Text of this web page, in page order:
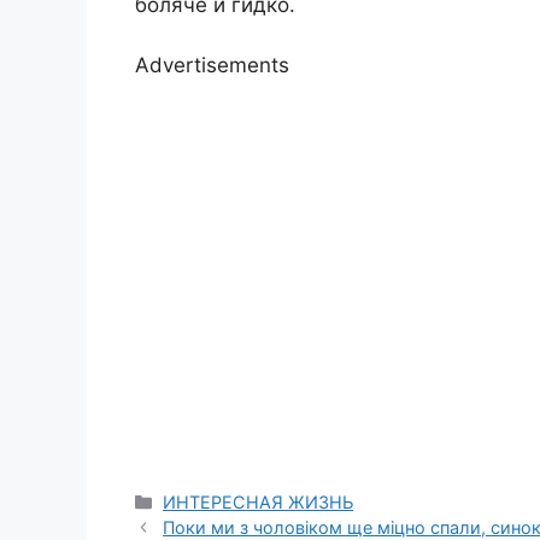
Advertisements
Categories
ИНТЕРЕСНАЯ ЖИЗНЬ
Поки ми з чоловіком ще міцно спали, синок